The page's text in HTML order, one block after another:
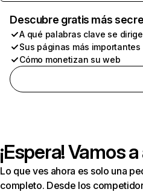
Descubre gratis más
A qué palabras clave se
Sus páginas más importantes
Cómo monetizan su web
¡Espera! Vamos
Lo que ves ahora es solo una
completo. Desde los